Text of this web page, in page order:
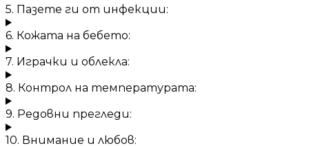
5. Пазете ги от инфекции:
6. Кожата на бебето:
7. Играчки и облекла:
8. Контрол на температурата:
9. Редовни прегледи:
10. Внимание и любов: